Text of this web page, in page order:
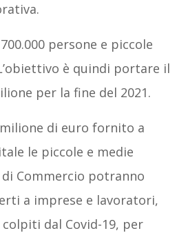
persone e piccole
è quindi portare il
per la fine del 2021.
di euro fornito a
le piccole e medie
Commercio potranno
a imprese e lavoratori,
dal Covid-19, per